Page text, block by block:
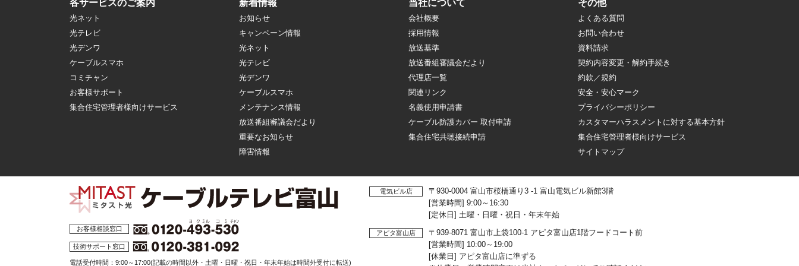
各サービスのご案内
光ネット
光テレビ
光デンワ
ケーブルスマホ
コミチャン
お客様サポート
集合住宅管理者様向けサービス
新着情報
お知らせ
キャンペーン情報
光ネット
光テレビ
光デンワ
ケーブルスマホ
メンテナンス情報
放送番組審議会だより
重要なお知らせ
障害情報
当社について
会社概要
採用情報
放送基準
放送番組審議会だより
代理店一覧
関連リンク
名義使用申請書
ケーブル防護カバー 取付申請
集合住宅共聴接続申請
その他
よくある質問
お問い合わせ
資料請求
契約内容変更・解約手続き
約款／規約
安全・安心マーク
プライバシーポリシー
カスタマーハラスメントに対する基本方針
集合住宅管理者様向けサービス
サイトマップ
お客様相談窓口
技術サポート窓口
電話受付時間：9:00～17:00(記載の時間以外・土曜・日曜・祝日・年末年始は時間外受付に転送)
電気ビル店
〒930-0004 富山市桜橋通り3 -1 富山電気ビル新館3階
[営業時間] 9:00～16:30
[定休日] 土曜・日曜・祝日・年末年始
アピタ富山店
〒939-8071 富山市上袋100-1 アピタ富山店1階フードコート前
[営業時間] 10:00～19:00
[休業日] アピタ富山店に準ずる